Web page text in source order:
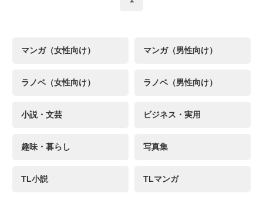
マンガ（女性向け） マンガ（男性向け）
ラノベ（女性向け） ラノベ（男性向け）
小説・文芸 ビジネス・実用
趣味・暮らし 写真集
TL小説 TLマンガ